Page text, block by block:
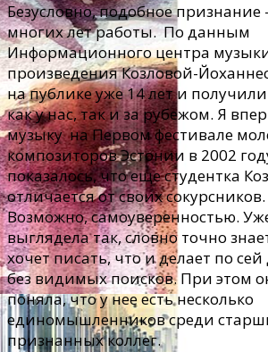
Безусловно, подобное
многих лет работы. По данным
Информационного центра
произведения Козловой-
на публике уже 14 лет и
как у нас, так и за рубежом. Я
музыку на Первом фестивале
композиторов Эстонии в 2002
показалось, что еще студентка
отличается от своих
Возможно, самоуверенностью.
выглядела так, словно точно
хочет писать, что и делает по
без видимых поисков. При этом
поняла, что у нее есть несколько
единомышленников среди
признанных коллег.